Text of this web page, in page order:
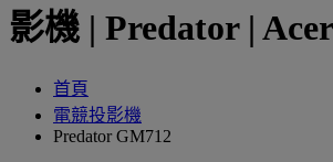
影機 | Predator |
首頁
電競投影機
Predator GM712